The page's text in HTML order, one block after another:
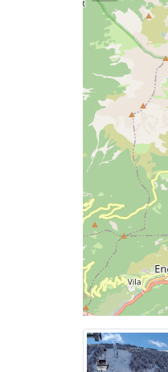
части
быстро
региона,
Курорт был
Канильо,
метров над
протяжении
Общая
километров,
139 трасс
лыжников